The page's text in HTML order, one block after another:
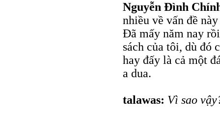
Nguyễn Đình
nhiều về vấn đề
Đã mấy năm nay
sách của tôi, dù đó
hay đấy là cả một
a dua.
talawas: Vì sao